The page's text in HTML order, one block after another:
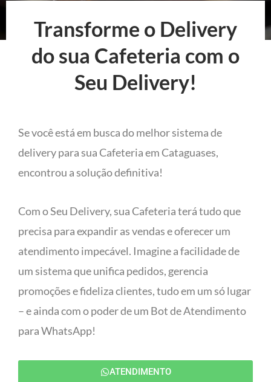
Transforme o Delivery
do sua Cafeteria com o
Seu Delivery!
Se você está em busca do melhor sistema de
delivery para sua Cafeteria em Cataguases,
encontrou a solução definitiva!
Com o Seu Delivery, sua Cafeteria terá tudo que
precisa para expandir as vendas e oferecer um
atendimento impecável. Imagine a facilidade de
um sistema que unifica pedidos, gerencia
promoções e fideliza clientes, tudo em um só lugar
– e ainda com o poder de um Bot de Atendimento
para WhatsApp!
ATENDIMENTO